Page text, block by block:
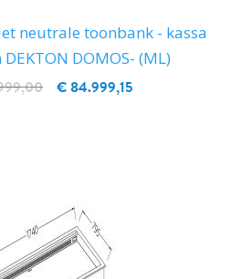
neutrale toonbank - kassa
DOMOS- (ML)
€ 84.999,15